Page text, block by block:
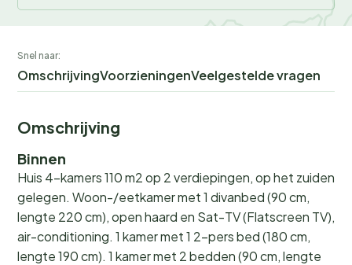
Snel naar:
OmschrijvingVoorzieningenVeelgestelde vragen
Omschrijving
Binnen
Huis 4-kamers 110 m2 op 2 verdiepingen, op het zuiden
gelegen. Woon-/eetkamer met 1 divanbed (90 cm,
lengte 220 cm), open haard en Sat-TV (Flatscreen TV),
air-conditioning. 1 kamer met 1 2-pers bed (180 cm,
lengte 190 cm). 1 kamer met 2 bedden (90 cm, lengte